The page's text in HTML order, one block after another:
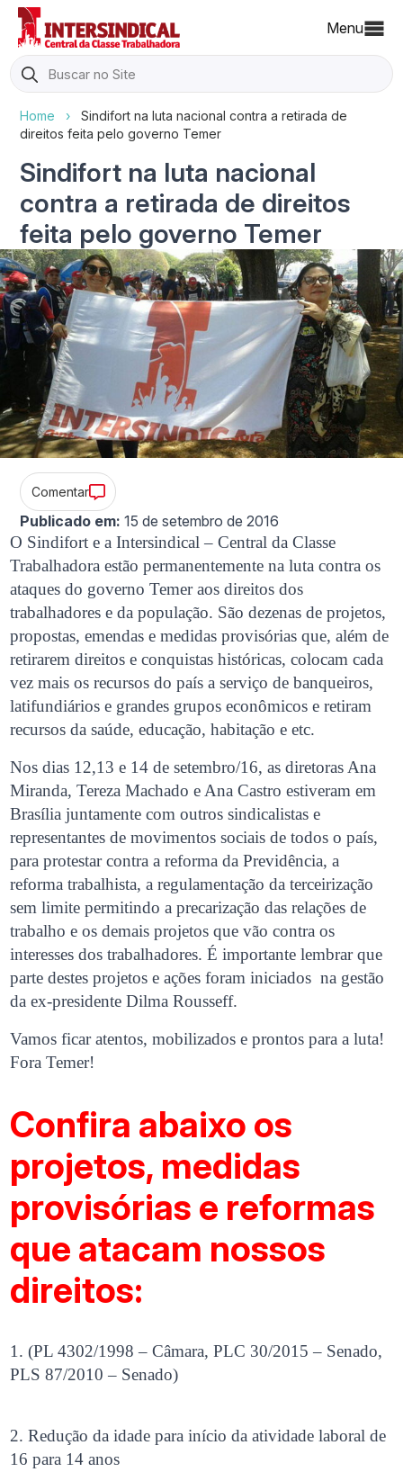
Menu
Search
for:
Home ›
Sindifort na luta nacional contra a retirada de
direitos feita pelo governo Temer
Sindifort na luta nacional
contra a retirada de direitos
feita pelo governo Temer
Comentar
Publicado em: 15 de setembro de 2016
O Sindifort e a Intersindical – Central da Classe
Trabalhadora estão permanentemente na luta contra os
ataques do governo Temer aos direitos dos
trabalhadores e da população. São dezenas de projetos,
propostas, emendas e medidas provisórias que, além de
retirarem direitos e conquistas históricas, colocam cada
vez mais os recursos do país a serviço de banqueiros,
latifundiários e grandes grupos econômicos e retiram
recursos da saúde, educação, habitação e etc.
Nos dias 12,13 e 14 de setembro/16, as diretoras Ana
Miranda, Tereza Machado e Ana Castro estiveram em
Brasília juntamente com outros sindicalistas e
representantes de movimentos sociais de todos o país,
para protestar contra a reforma da Previdência, a
reforma trabalhista, a regulamentação da terceirização
sem limite permitindo a precarização das relações de
trabalho e os demais projetos que vão contra os
interesses dos trabalhadores. É importante lembrar que
parte destes projetos e ações foram iniciados na gestão
da ex-presidente Dilma Rousseff.
Vamos ficar atentos, mobilizados e prontos para a luta!
Fora Temer!
Confira abaixo os
projetos, medidas
provisórias e reformas
que atacam nossos
direitos:
1. (PL 4302/1998 – Câmara, PLC 30/2015 – Senado,
PLS 87/2010 – Senado)
2. Redução da idade para início da atividade laboral de
16 para 14 anos